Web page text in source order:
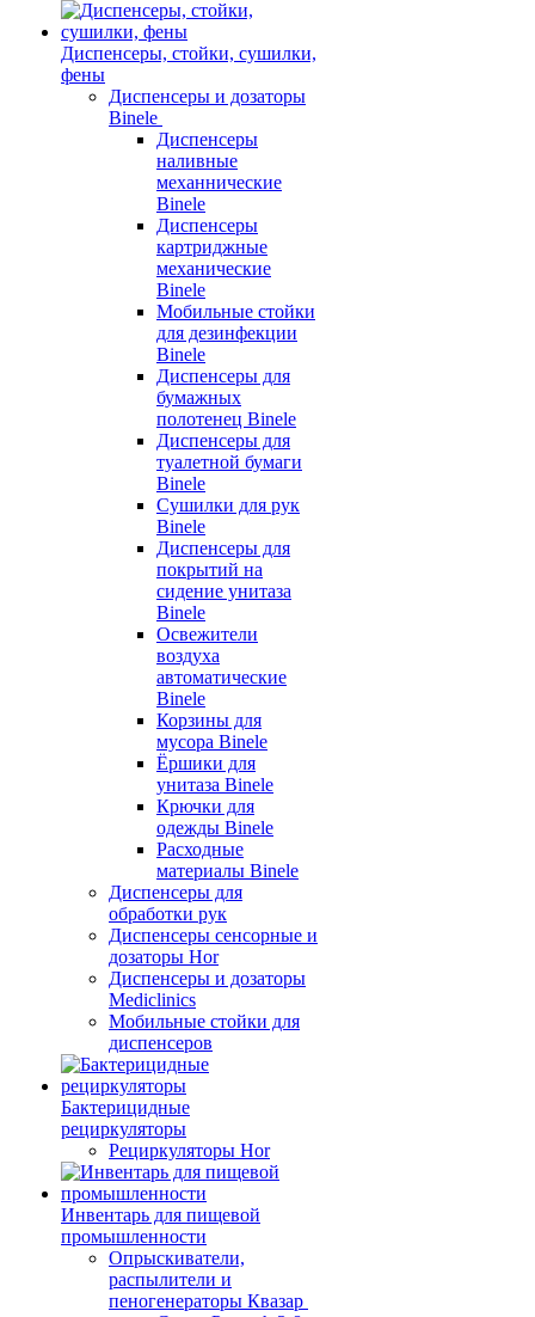
Диспенсеры, стойки, сушилки,
фены
Диспенсеры и дозаторы
Binele
Диспенсеры
наливные
механнические
Binele
Диспенсеры
картриджные
механические
Binele
Мобильные стойки
для дезинфекции
Binele
Диспенсеры для
бумажных
полотенец Binele
Диспенсеры для
туалетной бумаги
Binele
Сушилки для рук
Binele
Диспенсеры для
покрытий на
сидение унитаза
Binele
Освежители
воздуха
автоматические
Binele
Корзины для
мусора Binele
Ёршики для
унитаза Binele
Крючки для
одежды Binele
Расходные
материалы Binele
Диспенсеры для
обработки рук
Диспенсеры сенсорные и
дозаторы Hor
Диспенсеры и дозаторы
Mediclinics
Мобильные стойки для
диспенсеров
Бактерицидные
рециркуляторы
Рециркуляторы Hor
Инвентарь для пищевой
промышленности
Опрыскиватели,
распылители и
пеногенераторы Квазар